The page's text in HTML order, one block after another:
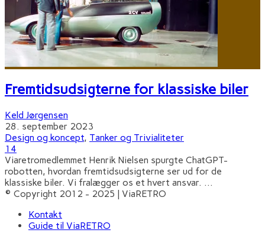
Fremtidsudsigterne for klassiske biler
Keld Jørgensen
28. september 2023
Design og koncept, Tanker og Trivialiteter
14
Viaretromedlemmet Henrik Nielsen spurgte ChatGPT-
robotten, hvordan fremtidsudsigterne ser ud for de
klassiske biler. Vi fralægger os et hvert ansvar. ...
© Copyright 2012 - 2025 | ViaRETRO
Kontakt
Guide til ViaRETRO